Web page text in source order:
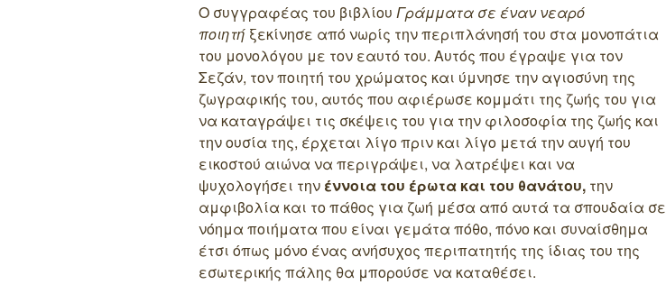
Ο συγγραφέας του βιβλίου Γράμματα σε έναν νεαρό
ποιητή ξεκίνησε από νωρίς την περιπλάνησή του στα μονοπάτια
του μονολόγου με τον εαυτό του. Αυτός που έγραψε για τον
Σεζάν, τον ποιητή του χρώματος και ύμνησε την αγιοσύνη της
ζωγραφικής του, αυτός που αφιέρωσε κομμάτι της ζωής του για
να καταγράψει τις σκέψεις του για την φιλοσοφία της ζωής και
την ουσία της, έρχεται λίγο πριν και λίγο μετά την αυγή του
εικοστού αιώνα να περιγράψει, να λατρέψει και να
ψυχολογήσει την έννοια του έρωτα και του θανάτου, την
αμφιβολία και το πάθος για ζωή μέσα από αυτά τα σπουδαία σε
νόημα ποιήματα που είναι γεμάτα πόθο, πόνο και συναίσθημα
έτσι όπως μόνο ένας ανήσυχος περιπατητής της ίδιας του της
εσωτερικής πάλης θα μπορούσε να καταθέσει.